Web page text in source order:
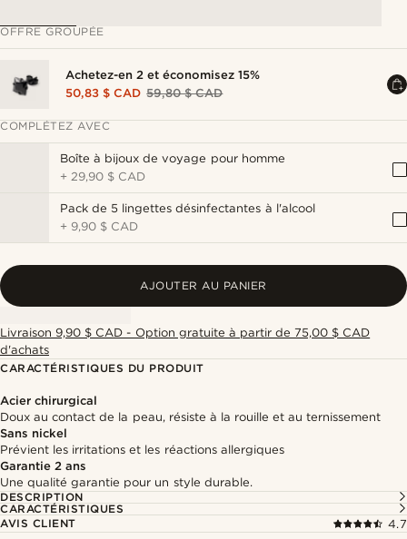
OFFRE GROUPÉE
Achetez-en 2 et économisez 15%
50,83 $ CAD 59,80 $ CAD
COMPLÉTEZ AVEC
Boîte à bijoux de voyage pour homme
+ 29,90 $ CAD
Pack de 5 lingettes désinfectantes à l'alcool
+ 9,90 $ CAD
AJOUTER AU PANIER
Livraison 9,90 $ CAD - Option gratuite à partir de 75,00 $ CAD
d'achats
CARACTÉRISTIQUES DU PRODUIT
Acier chirurgical
Doux au contact de la peau, résiste à la rouille et au ternissement
Sans nickel
Prévient les irritations et les réactions allergiques
Garantie 2 ans
Une qualité garantie pour un style durable.
DESCRIPTION
CARACTÉRISTIQUES
AVIS CLIENT
4.7